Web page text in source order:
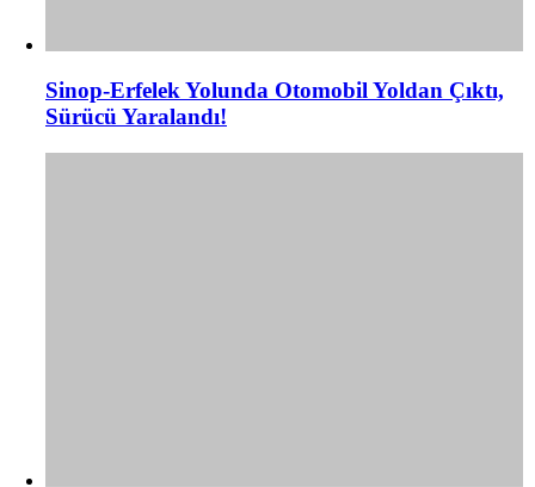
Sinop-Erfelek Yolunda Otomobil Yoldan Çıktı,
Sürücü Yaralandı!